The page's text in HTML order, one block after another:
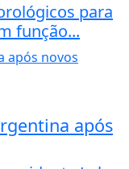
para
função...
após